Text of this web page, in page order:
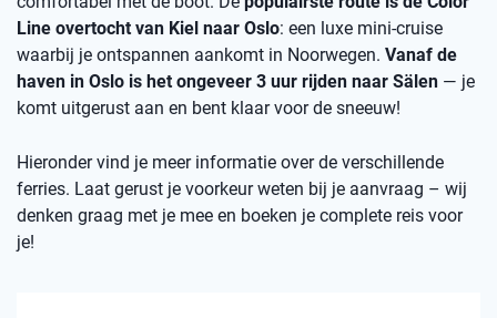
Line overtocht van Kiel naar Oslo: een luxe mini-cruise
waarbij je ontspannen aankomt in Noorwegen. Vanaf de
haven in Oslo is het ongeveer 3 uur rijden naar Sälen — je
komt uitgerust aan en bent klaar voor de sneeuw!
Hieronder vind je meer informatie over de verschillende
ferries. Laat gerust je voorkeur weten bij je aanvraag – wij
denken graag met je mee en boeken je complete reis voor
je!